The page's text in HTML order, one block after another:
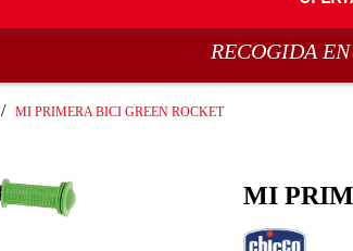
RECOGIDA
MI PRIMERA BICI GREEN ROCKET
MI